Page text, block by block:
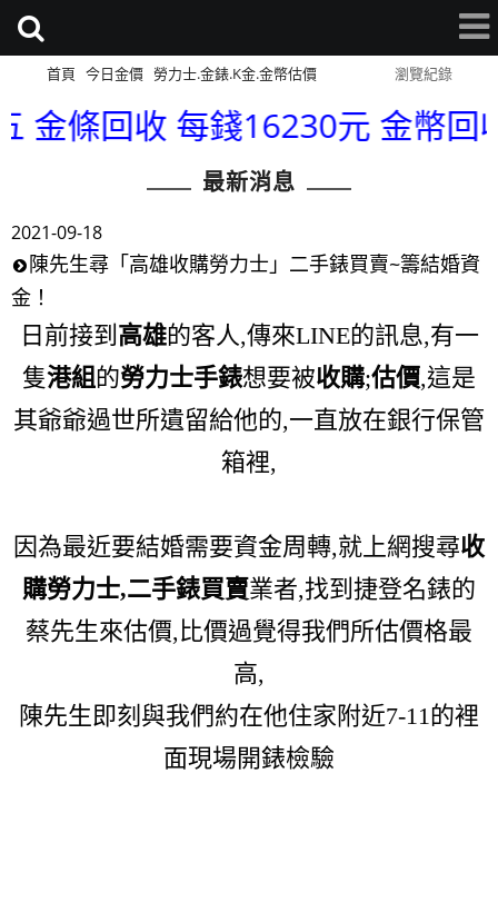
首頁 今日金價 勞力士.金錶.K金.金幣估價 瀏覽紀錄
收 每錢16230元 金幣回收
最新消息
2021-09-18
陳先生尋「高雄收購勞力士」二手錶買賣~籌結婚資
金！
日前接到 高雄的客人,傳來LINE的訊息,有一
隻港組的勞力士手錶想要被收購;估價,這是
其爺爺過世所遺留給他的,一直放在銀行保管
箱裡,
因為最近要結婚需要資金周轉,就上網搜尋收
購勞力士,二手錶買賣業者,找到捷登名錶的
蔡先生來估價,比價過覺得我們所估價格最
高,
陳先生即刻與我們約在他住家附近7-11的裡
面現場開錶檢驗